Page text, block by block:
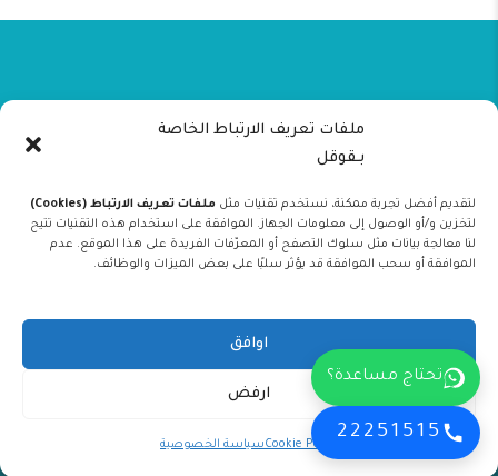
ملفات تعريف الارتباط الخاصة
بـقوقل
لتقديم أفضل تجربة ممكنة، نستخدم تقنيات مثل ملفات تعريف الارتباط (Cookies)
لتخزين و/أو الوصول إلى معلومات الجهاز. الموافقة على استخدام هذه التقنيات تتيح
لنا معالجة بيانات مثل سلوك التصفح أو المعرّفات الفريدة على هذا الموقع. عدم
الموافقة أو سحب الموافقة قد يؤثر سلبًا على بعض الميزات والوظائف.
اوافق
ارفض
Cookie Policyسياسة الخصوصية
تابعنا على السوشيال ميديا
يمكنك متابعة جميع صفحات مركز تيجان الدولي لطب الاسنان
للحصول على احدث العروض
جميع الحقوق محفوظة – 2026© مركز تيجان لطب الاسنان
تحتاج مساعدة؟
22251515